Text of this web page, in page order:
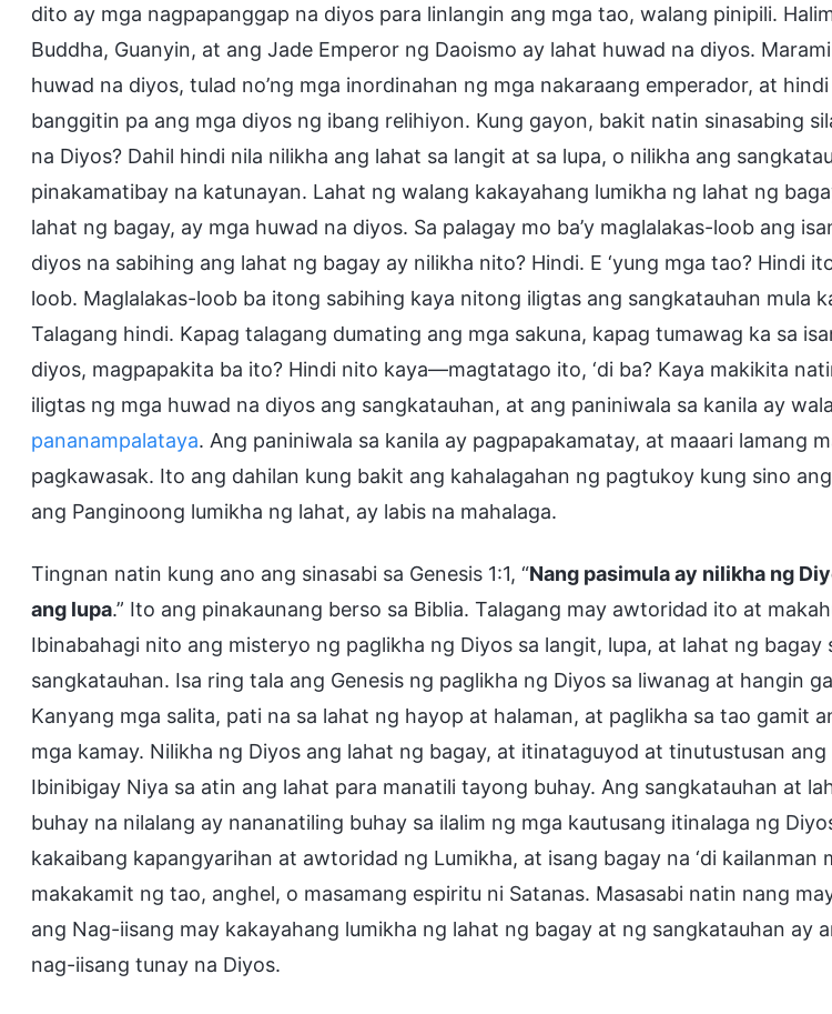
dito ay mga nagpapanggap na diyos para linlangin ang mga tao, walang pinipili.
Buddha, Guanyin, at ang Jade Emperor ng Daoismo ay lahat huwad na diyos.
huwad na diyos, tulad no’ng mga inordinahan ng mga nakaraang emperador, at
banggitin pa ang mga diyos ng ibang relihiyon. Kung gayon, bakit natin sinasabing
na Diyos? Dahil hindi nila nilikha ang lahat sa langit at sa lupa, o nilikha ang
pinakamatibay na katunayan. Lahat ng walang kakayahang lumikha ng lahat ng
lahat ng bagay, ay mga huwad na diyos. Sa palagay mo ba’y maglalakas-loob ang
diyos na sabihing ang lahat ng bagay ay nilikha nito? Hindi. E ‘yung mga tao? Hindi
loob. Maglalakas-loob ba itong sabihing kaya nitong iligtas ang sangkatauhan mula
Talagang hindi. Kapag talagang dumating ang mga sakuna, kapag tumawag ka sa
diyos, magpapakita ba ito? Hindi nito kaya—magtatago ito, ‘di ba? Kaya makikita
iligtas ng mga huwad na diyos ang sangkatauhan, at ang paniniwala sa kanila ay
pananampalataya. Ang paniniwala sa kanila ay pagpapakamatay, at maaari lamang
pagkawasak. Ito ang dahilan kung bakit ang kahalagahan ng pagtukoy kung sino
ang Panginoong lumikha ng lahat, ay labis na mahalaga.
Tingnan natin kung ano ang sinasabi sa Genesis 1:1, “Nang pasimula ay nilikha ng
ang lupa.” Ito ang pinakaunang berso sa Biblia. Talagang may awtoridad ito at
Ibinabahagi nito ang misteryo ng paglikha ng Diyos sa langit, lupa, at lahat ng bagay
sangkatauhan. Isa ring tala ang Genesis ng paglikha ng Diyos sa liwanag at hangin
Kanyang mga salita, pati na sa lahat ng hayop at halaman, at paglikha sa tao gamit
mga kamay. Nilikha ng Diyos ang lahat ng bagay, at itinataguyod at tinutustusan ang
Ibinibigay Niya sa atin ang lahat para manatili tayong buhay. Ang sangkatauhan at
buhay na nilalang ay nananatiling buhay sa ilalim ng mga kautusang itinalaga ng
kakaibang kapangyarihan at awtoridad ng Lumikha, at isang bagay na ‘di kailanman
makakamit ng tao, anghel, o masamang espiritu ni Satanas. Masasabi natin nang
ang Nag-iisang may kakayahang lumikha ng lahat ng bagay at ng sangkatauhan ay
nag-iisang tunay na Diyos.